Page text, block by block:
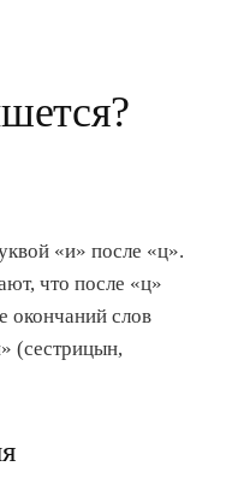
«и» после «ц».
что после «ц»
окончаний слов
(сестрицын,